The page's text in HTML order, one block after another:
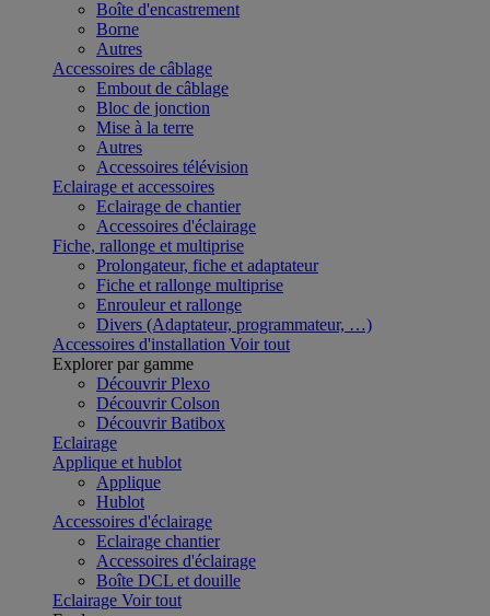
Boîte d'encastrement
Borne
Autres
Accessoires de câblage
Embout de câblage
Bloc de jonction
Mise à la terre
Autres
Accessoires télévision
Eclairage et accessoires
Eclairage de chantier
Accessoires d'éclairage
Fiche, rallonge et multiprise
Prolongateur, fiche et adaptateur
Fiche et rallonge multiprise
Enrouleur et rallonge
Divers (Adaptateur, programmateur, …)
Accessoires d'installation Voir tout
Explorer par gamme
Découvrir Plexo
Découvrir Colson
Découvrir Batibox
Eclairage
Applique et hublot
Applique
Hublot
Accessoires d'éclairage
Eclairage chantier
Accessoires d'éclairage
Boîte DCL et douille
Eclairage Voir tout